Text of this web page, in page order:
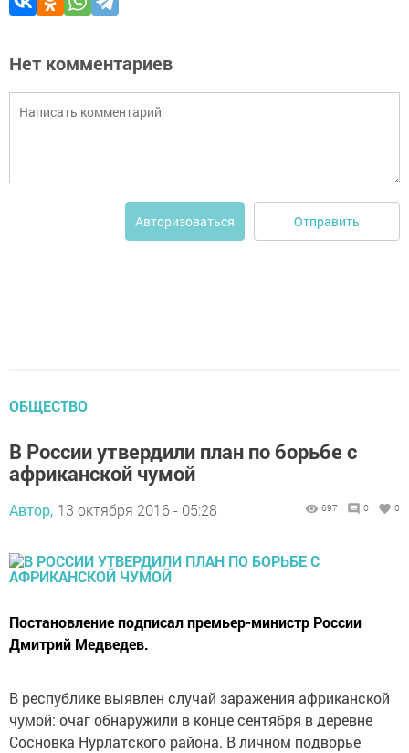
Нет комментариев
Авторизоваться Отправить
ОБЩЕСТВО
В России утвердили план по борьбе с
африканской чумой
Автор, 13 октября 2016 - 05:28 697 0 0
Постановление подписал премьер-министр России
Дмитрий Медведев.
В республике выявлен случай заражения африканской
чумой: очаг обнаружили в конце сентября в деревне
Сосновка Нурлатского района. В личном подворье